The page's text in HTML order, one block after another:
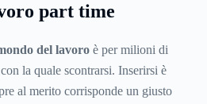
part time
del lavoro è per milioni di
la quale scontrarsi. Inserirsi è
al merito corrisponde un giusto